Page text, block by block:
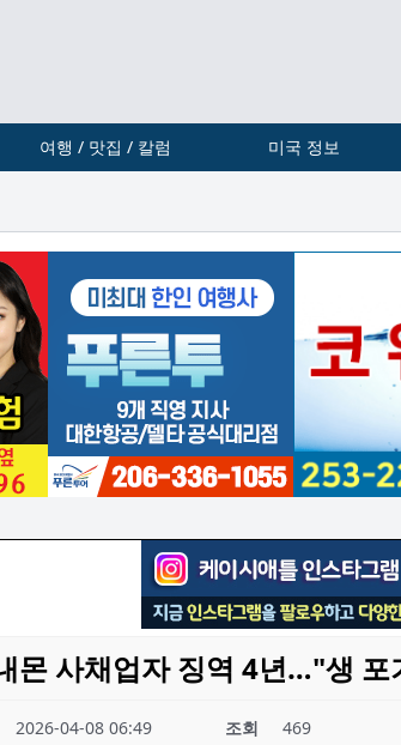
여행 / 맛집 / 칼럼 미국 정보
몬 사채업자 징역 4년…"생 포
2026-04-08 06:49 조회 469